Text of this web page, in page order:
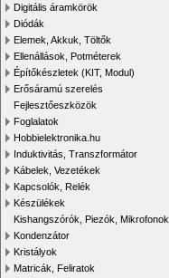
Digitális áramkörök
Diódák
Elemek, Akkuk, Töltők
Ellenállások, Potméterek
Építőkészletek (KIT, Modul)
Erősáramú szerelés
Fejlesztőeszközök
Foglalatok
Hobbielektronika.hu
Induktivitás, Transzformátor
Kábelek, Vezetékek
Kapcsolók, Relék
Készülékek
Kishangszórók, Piezók, Mikrofonok
Kondenzátor
Kristályok
Matricák, Feliratok